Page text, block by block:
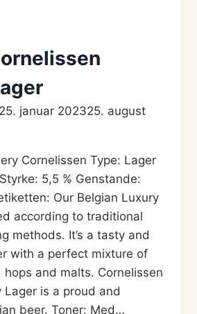
25. januar 202325. august
Cornelissen Type: Lager
5,5 % Genstande:
Our Belgian Luxury
according to traditional
methods. It’s a tasty and
with a perfect mixture of
and malts. Cornelissen
Lager is a proud and
beer. Toner: Med…